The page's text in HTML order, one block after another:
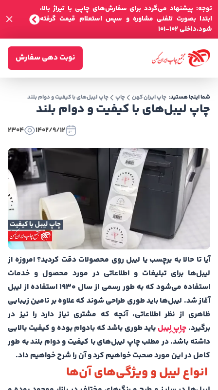
توجه: پیشنهاد می‌گردد برای سفارش‌های چاپی با تیراژ بالا،
ابتدا بصورت تلفنی مشاوره و سپس استعلام قیمت گرفته
شود.داخلی 102-101
نوبت دهی سفارش
چاپ لیبل‌های با کیفیت و دوام بلند
شما اینجا هستید: چاپ ایران کهن چاپ چاپ لیبل‌های با کیفیت و دوام بلند
1402/9/12
2304
آیا تا حالا به برچسب یا لیبل روی محصولات دقت کردید؟ امروزه از
لیبل‌ها برای تبلیغات و اطلاعاتی در مورد محصول و خدمات
استفاده می‌شود که به طور رسمی از سال ۱۹۳۰ استفاده از لیبل
آغاز شد. لیبل‌ها باید طوری طراحی شوند که علاوه بر تامین زیبایی
ظاهری از نظر اطلاعاتی، آنچه که مشتری نیاز دارد را نیز در
برگیرد. چاپ لیبل باید طوری باشد که بادوام بوده و کیفیت بالایی
داشته باشد. در مطلب چاپ لیبل‌های با کیفیت و دوام بلند به طور
کامل در این مورد صحبت خواهیم کرد و آن را شرح خواهیم داد.
انواع لیبل و ویژگی‌های آن‌ها